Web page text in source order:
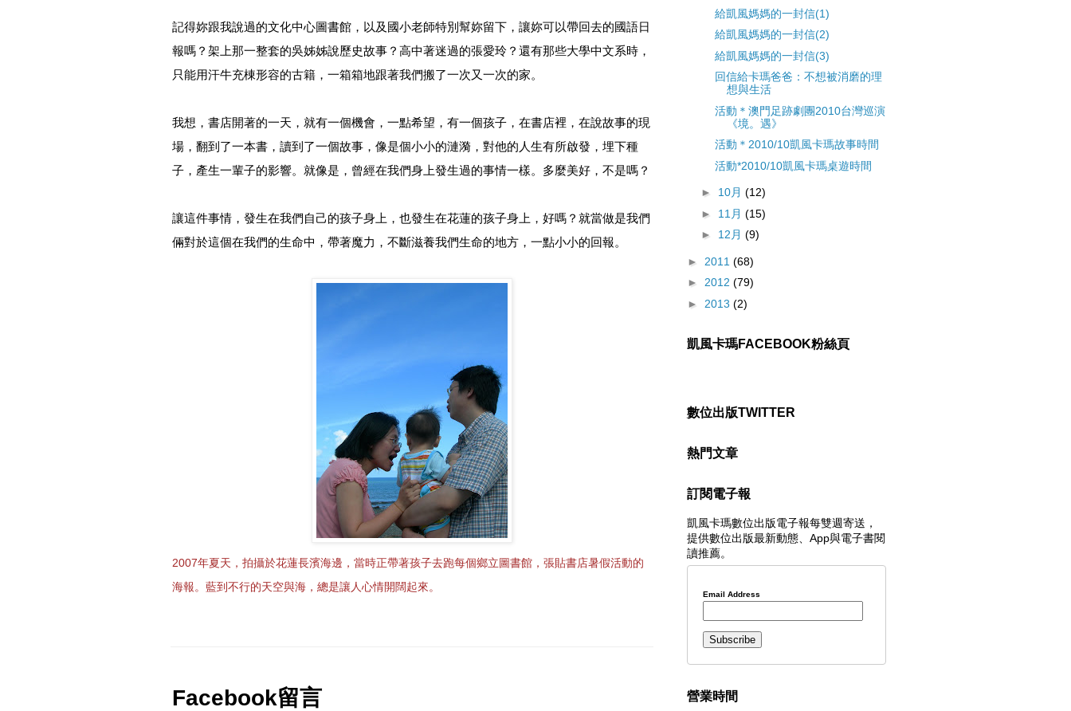
記得妳跟我說過的文化中心圖書館，以及國小老師特別幫妳留下，讓妳可以帶回去的國語日
報嗎？架上那一整套的吳姊姊說歷史故事？高中著迷過的張愛玲？還有那些大學中文系時，
只能用汗牛充棟形容的古籍，一箱箱地跟著我們搬了一次又一次的家。
我想，書店開著的一天，就有一個機會，一點希望，有一個孩子，在書店裡，在說故事的現
場，翻到了一本書，讀到了一個故事，像是個小小的漣漪，對他的人生有所啟發，埋下種
子，產生一輩子的影響。就像是，曾經在我們身上發生過的事情一樣。多麼美好，不是嗎？
讓這件事情，發生在我們自己的孩子身上，也發生在花蓮的孩子身上，好嗎？就當做是我們
倆對於這個在我們的生命中，帶著魔力，不斷滋養我們生命的地方，一點小小的回報。
2007年夏天，拍攝於花蓮長濱海邊，當時正帶著孩子去跑每個鄉立圖書館，張貼書店暑假活動的
海報。藍到不行的天空與海，總是讓人心情開闊起來。
Facebook留言
給凱風媽媽的一封信(1)
給凱風媽媽的一封信(2)
給凱風媽媽的一封信(3)
回信給卡瑪爸爸：不想被消磨的理
想與生活
活動＊澳門足跡劇團2010台灣巡演
《境。遇》
活動＊2010/10凱風卡瑪故事時間
活動*2010/10凱風卡瑪桌遊時間
► 10月 (12)
► 11月 (15)
► 12月 (9)
► 2011 (68)
► 2012 (79)
► 2013 (2)
凱風卡瑪FACEBOOK粉絲頁
數位出版TWITTER
熱門文章
訂閱電子報
凱風卡瑪數位出版電子報每雙週寄送，
提供數位出版最新動態、App與電子書閱
讀推薦。
Email Address
營業時間